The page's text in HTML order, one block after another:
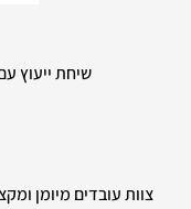
שיחת ייעוץ
צוות עובדים מיומן